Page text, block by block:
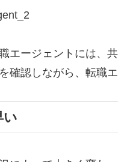
エージェントには、
確認しながら、転職
い